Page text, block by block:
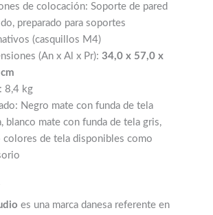
de colocación: Soporte de pared
preparado para soportes
(casquillos M4)
(An x Al x Pr): 34,0 x 57,0 x
8,4 kg
Negro mate con funda de tela
blanco mate con funda de tela gris,
colores de tela disponibles como
es una marca danesa referente en